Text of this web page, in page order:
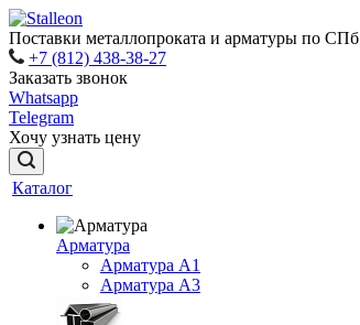
Поставки металлопроката и арматуры по СПб
+7 (812) 438-38-27
Заказать звонок
Whatsapp
Telegram
Хочу узнать цену
Каталог
Арматура
Арматура A1
Арматура А3